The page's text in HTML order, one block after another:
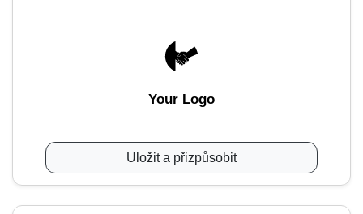
Your Logo
Uložit a přizpůsobit